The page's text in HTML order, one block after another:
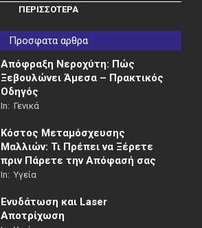
ΠΕΡΙΣΣΟΤΕΡΑ
Προσφατα αρθρα
Απόφραξη Νεροχύτη: Πώς
Ξεβουλώνει Άμεσα – Πρακτικός
Οδηγός
In: Γενικά
Κόστος Μεταμόσχευσης
Μαλλιών: Τι Πρέπει να Ξέρετε
πριν Πάρετε την Απόφασή σας
In: Υγεία
Ενυδάτωση και Laser
Αποτρίχωση